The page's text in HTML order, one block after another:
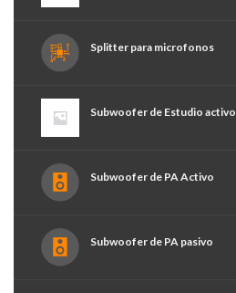
Splitter para microfonos
Subwoofer de Estudio activo
Subwoofer de PA Activo
Subwoofer de PA pasivo